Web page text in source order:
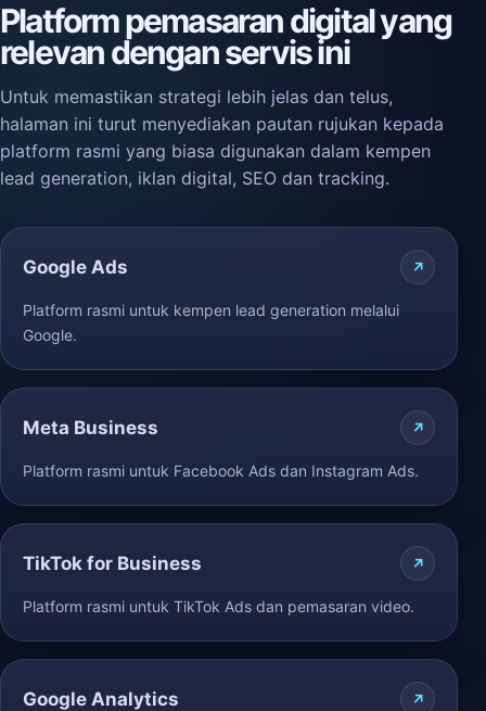
Platform pemasaran digital yang
relevan dengan servis ini
Untuk memastikan strategi lebih jelas dan telus,
halaman ini turut menyediakan pautan rujukan kepada
platform rasmi yang biasa digunakan dalam kempen
lead generation, iklan digital, SEO dan tracking.
Google Ads
Platform rasmi untuk kempen lead generation melalui
Google.
Meta Business
Platform rasmi untuk Facebook Ads dan Instagram Ads.
TikTok for Business
Platform rasmi untuk TikTok Ads dan pemasaran video.
Google Analytics